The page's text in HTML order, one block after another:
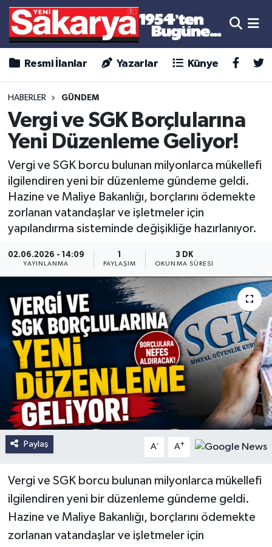
Resmi İlanlar Yazarlar Künye
HABERLER GÜNDEM
Vergi ve SGK Borçlularına
Yeni Düzenleme Geliyor!
Vergi ve SGK borcu bulunan milyonlarca mükellefi
ilgilendiren yeni bir düzenleme gündeme geldi.
Hazine ve Maliye Bakanlığı, borçlarını ödemekte
zorlanan vatandaşlar ve işletmeler için
yapılandırma sisteminde değişikliğe hazırlanıyor.
02.06.2026 - 14:09
YAYINLANMA PAYLAŞIM
3 DK
OKUNMA SÜRESI
Paylaş A- A+
Vergi ve SGK borcu bulunan milyonlarca mükellefi
ilgilendiren yeni bir düzenleme gündeme geldi.
Hazine ve Maliye Bakanlığı, borçlarını ödemekte
zorlanan vatandaşlar ve işletmeler için